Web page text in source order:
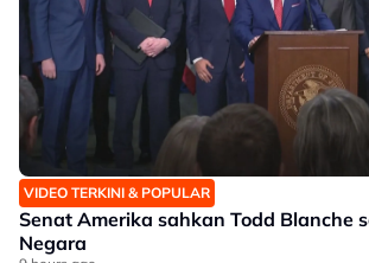
VIDEO TERKINI & POPULAR
Senat Amerika sahkan Todd Blanche
Negara